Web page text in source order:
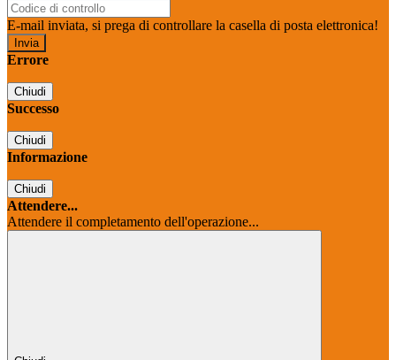
E-mail inviata, si prega di controllare la casella di posta elettronica!
Errore
Chiudi
Successo
Chiudi
Informazione
Chiudi
Attendere...
Attendere il completamento dell'operazione...